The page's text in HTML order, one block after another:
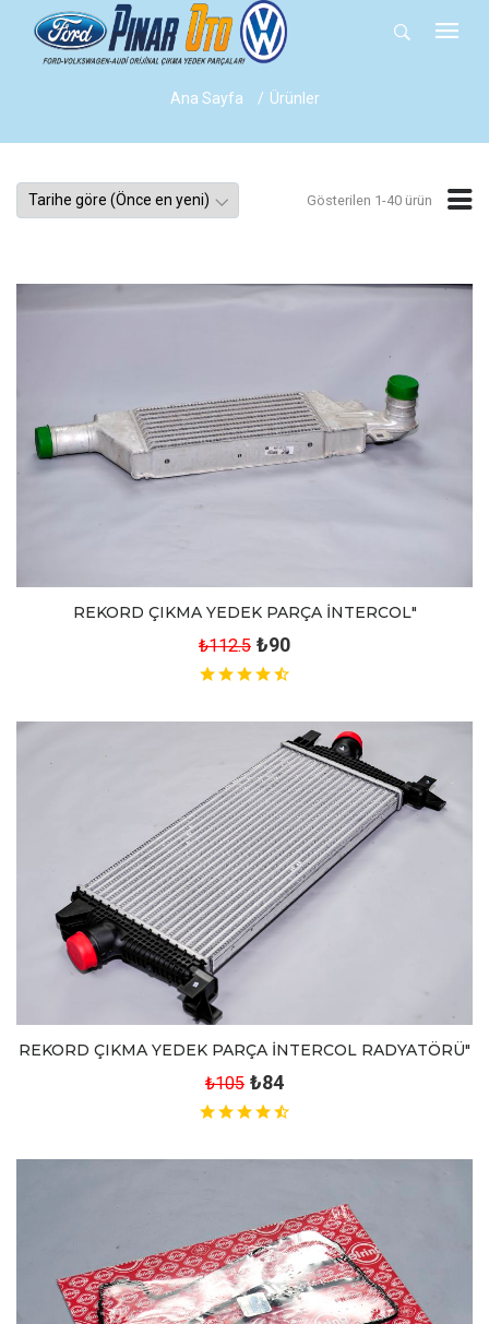
Ana Sayfa Ürünler
Gösterilen 1-40 ürün
REKORD ÇIKMA YEDEK PARÇA İNTERCOL"
₺112.5 ₺90
REKORD ÇIKMA YEDEK PARÇA İNTERCOL RADYATÖRÜ"
₺105 ₺84